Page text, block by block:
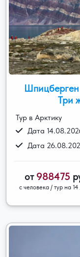
Три
Тур в Арктику
Дата
Дата
от 988475
с человека / тур на